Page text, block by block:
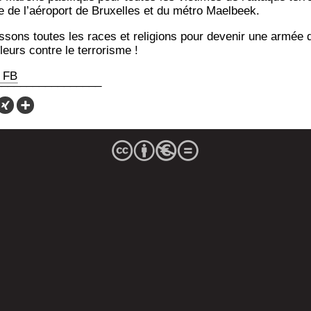
de l’aé­ro­port de Bruxelles et du métro Maelbeek.
toutes les races et reli­gions pour deve­nir une armée
contre le terrorisme !
FB